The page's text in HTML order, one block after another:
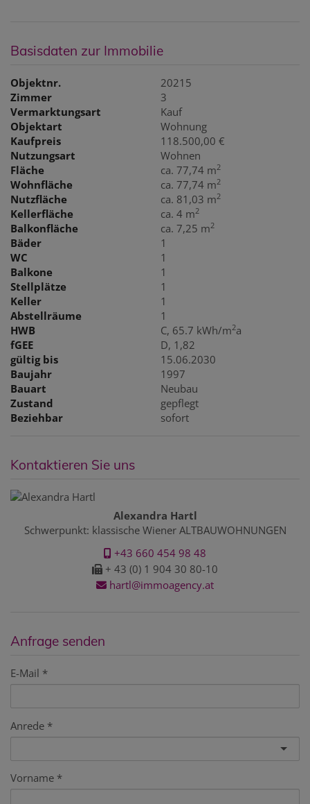
Basisdaten zur Immobilie
Objektnr.
20215
Zimmer
3
Vermarktungsart
Kauf
Objektart
Wohnung
Kaufpreis
118.500,00 €
Nutzungsart
Wohnen
Fläche
ca. 77,74 m2
Wohnfläche ca. 77,74 m2
Nutzfläche ca. 81,03 m2
Kellerfläche ca. 4 m2
Balkonfläche ca. 7,25 m2
Bäder
1
WC
1
Balkone
1
Stellplätze
1
Keller
1
Abstellräume
1
HWB
C, 65.7 kWh/m2a
fGEE
D, 1,82
gültig bis
15.06.2030
Baujahr
1997
Bauart
Neubau
Zustand
gepflegt
Beziehbar
sofort
Kontaktieren Sie uns
Alexandra Hartl
Schwerpunkt: klassische Wiener ALTBAUWOHNUNGEN
+43 660 454 98 48
+ 43 (0) 1 904 30 80-10
hartl@immoagency.at
Anfrage senden
E-Mail
Anrede
Vorname